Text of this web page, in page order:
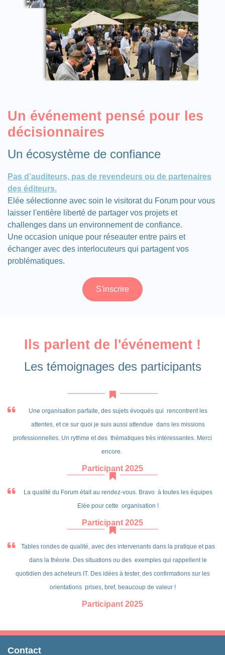
Un événement pensé pour les
décisionnaires
Un écosystème de confiance
Pas d’auditeurs, pas de revendeurs ou de partenaires
des éditeurs.
Elée sélectionne avec soin le visitorat du Forum pour vous
laisser l'entière liberté de partager vos projets et
challenges dans un environnement de confiance.
Une occasion unique pour réseauter entre pairs et
échanger avec des interlocuteurs qui partagent vos
problématiques.
S'inscrire
Ils parlent de l'événement !
Les témoignages des participants
Une organisation parfaite, des sujets évoqués qui rencontrent les
attentes, et ce sur quoi je suis aussi attendue dans les missions
professionnelles. Un rythme et des thématiques très intéressantes. Merci
encore.
Participant 2025
La qualité du Forum était au rendez-vous. Bravo à toutes les équipes
Elée pour cette organisation !
Participant 2025
Tables rondes de qualité, avec des intervenants dans la pratique et pas
dans la théorie. Des situations ou des exemples qui rappellent le
quotidien des acheteurs IT. Des idées à tester, des confirmations sur les
orientations prises, bref, beaucoup de valeur !
Participant 2025
Contact